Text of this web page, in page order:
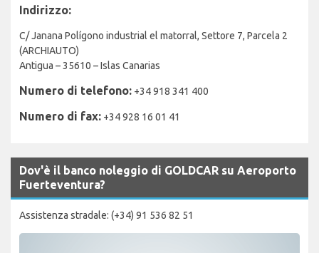
Indirizzo:
C/ Janana Polígono industrial el matorral, Settore 7, Parcela 2
(ARCHIAUTO)
Antigua – 35610 – Islas Canarias
Numero di telefono: +34 918 341 400
Numero di fax: +34 928 16 01 41
Dov'è il banco noleggio di GOLDCAR su Aeroporto
Fuerteventura?
Assistenza stradale: (+34) 91 536 82 51